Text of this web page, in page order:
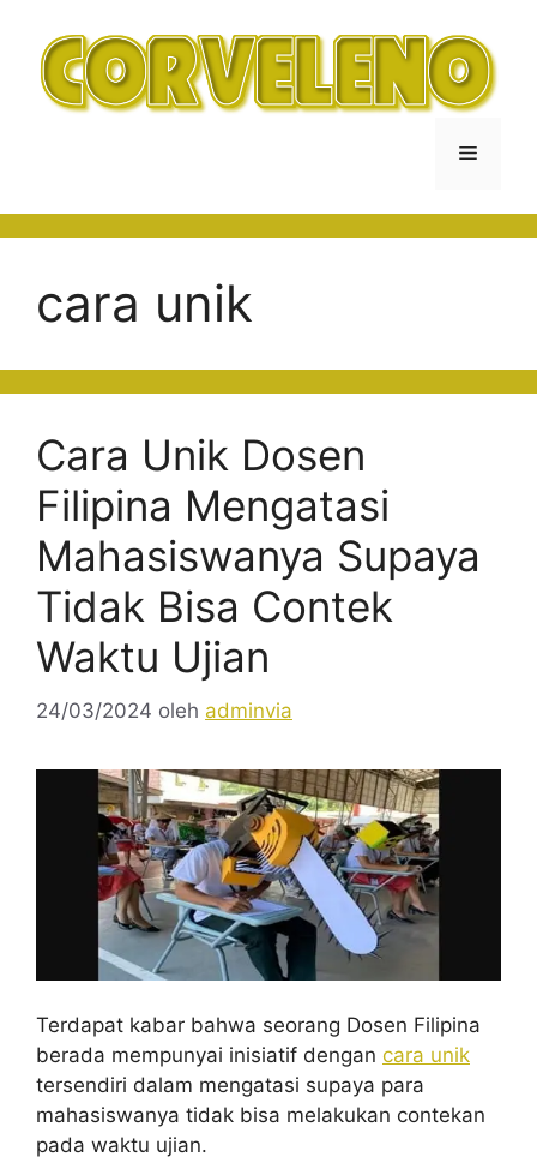
Menu
cara unik
Cara Unik Dosen
Filipina Mengatasi
Mahasiswanya Supaya
Tidak Bisa Contek
Waktu Ujian
24/03/2024 oleh adminvia
Terdapat kabar bahwa seorang Dosen Filipina
berada mempunyai inisiatif dengan cara unik
tersendiri dalam mengatasi supaya para
mahasiswanya tidak bisa melakukan contekan
pada waktu ujian.